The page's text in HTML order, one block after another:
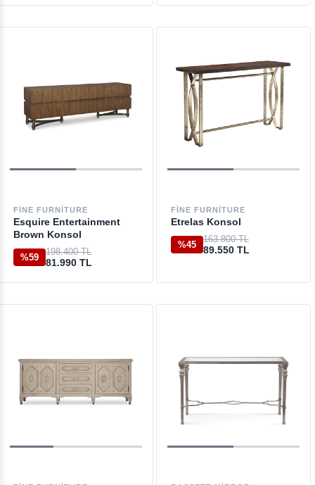
FINE FURNITURE
Esquire Entertainment
Brown Konsol
%59
198.400 TL
81.990 TL
FINE FURNITURE
Etrelas Konsol
%45
163.800 TL
89.550 TL